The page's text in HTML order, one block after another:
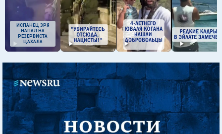
ИСПАНЕЦ ЗРЯ
НАПАЛ НА
РЕЗЕРВИСТА
ЦАХАЛА